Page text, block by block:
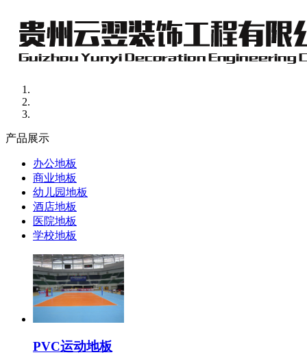
产品展示
办公地板
商业地板
幼儿园地板
酒店地板
医院地板
学校地板
PVC运动地板